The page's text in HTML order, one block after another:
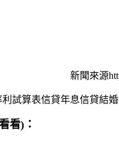
新聞來源
試算表信貸年息信貸結
看)：